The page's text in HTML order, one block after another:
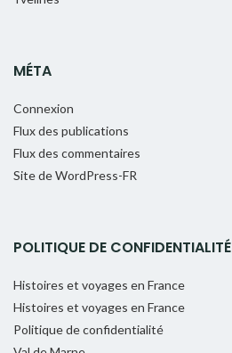
MÉTA
Connexion
Flux des publications
Flux des commentaires
Site de WordPress-FR
POLITIQUE DE CONFIDENTIALITÉ
Histoires et voyages en France
Histoires et voyages en France
Politique de confidentialité